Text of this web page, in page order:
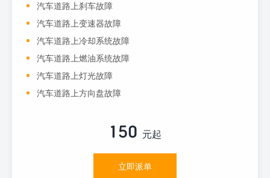
汽车道路上刹车故障
汽车道路上变速器故障
汽车道路上冷却系统故障
汽车道路上燃油系统故障
汽车道路上灯光故障
汽车道路上方向盘故障
150 元起
立即派单